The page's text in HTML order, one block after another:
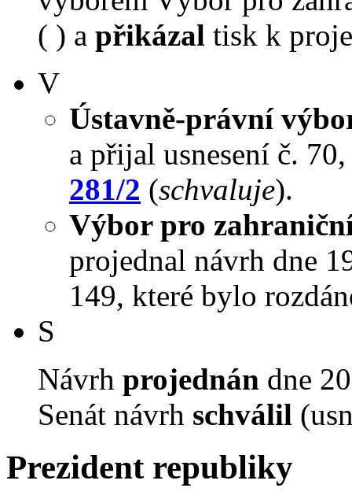
( ) a přikázal tisk k
V
Ústavně-právní
a přijal usnesení č.
281/2 (schvaluje).
Výbor pro
projednal návrh dne
149, které bylo
S
Návrh projednán dne
Senát návrh schválil
Prezident republiky